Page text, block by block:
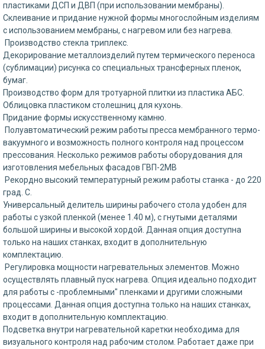
пластиками ДСП и ДВП (при использовании мембраны).
Склеивание и придание нужной формы многослойным изделиям
с использованием мембраны, с нагревом или без нагрева.
Производство стекла триплекс.
Декорирование металлоизделий путем термического переноса
(сублимации) рисунка со специальных трансферных пленок,
бумаг.
Производство форм для тротуарной плитки из пластика АБС.
Облицовка пластиком столешниц для кухонь.
Придание формы искусственному камню.
Полуавтоматический режим работы пресса мембранного термо-
вакуумного и возможность полного контроля над процессом
прессования. Несколько режимов работы оборудования для
изготовления мебельных фасадов ГВП-2МВ
Рекордно высокий температурный режим работы станка - до 220
град. С.
Универсальный делитель ширины рабочего стола удобен для
работы с узкой пленкой (менее 1.40 м), с гнутыми деталями
большой ширины и высокой хордой. Данная опция доступна
только на наших станках, входит в дополнительную
комплектацию.
Регулировка мощности нагревательных элементов. Можно
осуществлять плавный пуск нагрева. Опция идеально подходит
для работы с -проблемными" пленками и другими сложными
процессами. Данная опция доступна только на наших станках,
входит в дополнительную комплектацию.
Подсветка внутри нагревательной каретки необходима для
визуального контроля над рабочим столом. Работает даже при